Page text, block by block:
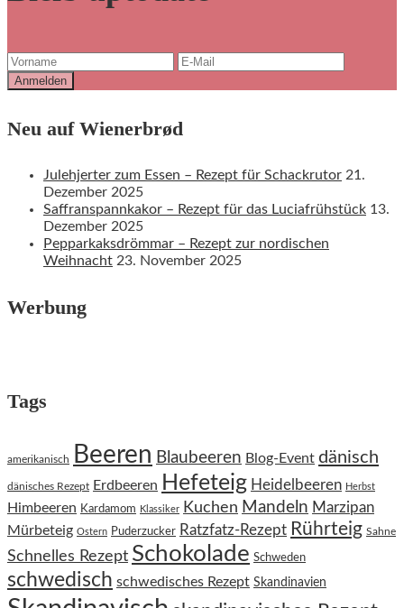
Neu auf Wienerbrød
Julehjerter zum Essen – Rezept für Schackrutor 21.
Dezember 2025
Saffranspannkakor – Rezept für das Luciafrühstück 13.
Dezember 2025
Pepparkaksdrömmar – Rezept zur nordischen
Weihnacht 23. November 2025
Werbung
Tags
amerikanisch Beeren Blaubeeren Blog-Event dänisch
dänisches Rezept Erdbeeren Hefeteig Heidelbeeren Herbst
Himbeeren Kardamom Klassiker Kuchen Mandeln Marzipan
Mürbeteig Ostern Puderzucker Ratzfatz-Rezept Rührteig Sahne
Schnelles Rezept Schokolade Schweden
schwedisch schwedisches Rezept Skandinavien